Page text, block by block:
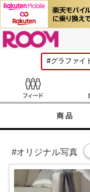
商品
#オリジナル写真